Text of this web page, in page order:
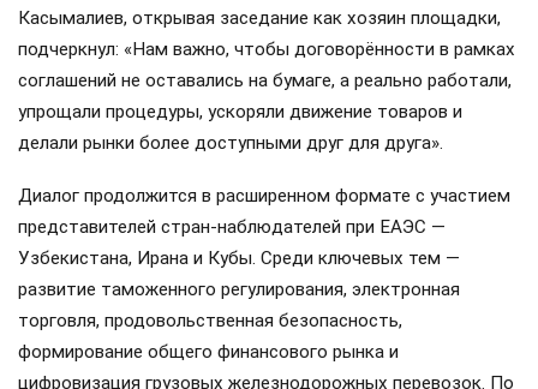
Касымалиев, открывая заседание как хозяин площадки,
подчеркнул: «Нам важно, чтобы договорённости в рамках
соглашений не оставались на бумаге, а реально работали,
упрощали процедуры, ускоряли движение товаров и
делали рынки более доступными друг для друга».
Диалог продолжится в расширенном формате с участием
представителей стран-наблюдателей при ЕАЭС —
Узбекистана, Ирана и Кубы. Среди ключевых тем —
развитие таможенного регулирования, электронная
торговля, продовольственная безопасность,
формирование общего финансового рынка и
цифровизация грузовых железнодорожных перевозок. По